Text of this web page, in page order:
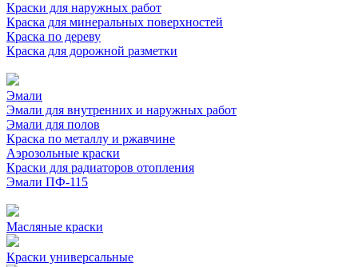
Краски для наружных работ
Краска для минеральных поверхностей
Краска по дереву
Краска для дорожной разметки
Эмали
Эмали для внутренних и наружных работ
Эмали для полов
Краска по металлу и ржавчине
Аэрозольные краски
Краски для радиаторов отопления
Эмали ПФ-115
Масляные краски
Краски универсальные